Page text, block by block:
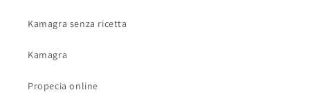
Kamagra senza ricetta
Kamagra
Propecia online